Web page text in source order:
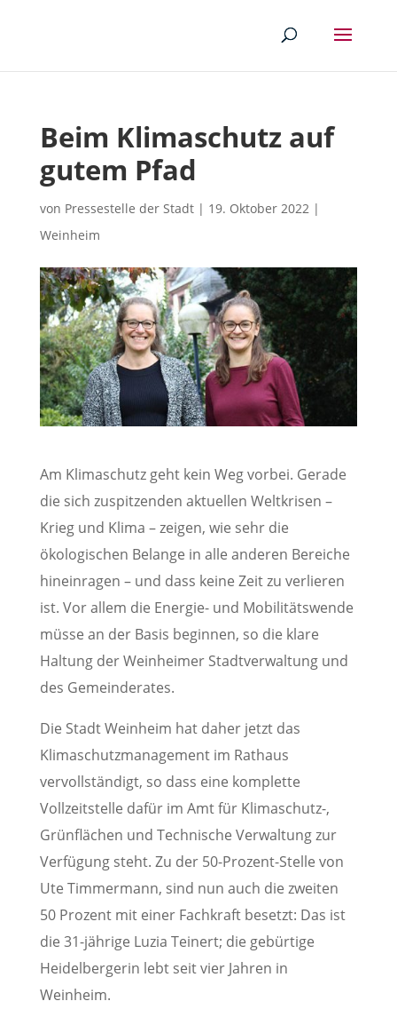
Beim Klimaschutz auf
gutem Pfad
von Pressestelle der Stadt| 19. Oktober 2022|
Weinheim
Am Klimaschutz geht kein Weg vorbei. Gerade
die sich zuspitzenden aktuellen Weltkrisen –
Krieg und Klima – zeigen, wie sehr die
ökologischen Belange in alle anderen Bereiche
hineinragen – und dass keine Zeit zu verlieren
ist. Vor allem die Energie- und Mobilitätswende
müsse an der Basis beginnen, so die klare
Haltung der Weinheimer Stadtverwaltung und
des Gemeinderates.
Die Stadt Weinheim hat daher jetzt das
Klimaschutzmanagement im Rathaus
vervollständigt, so dass eine komplette
Vollzeitstelle dafür im Amt für Klimaschutz-,
Grünflächen und Technische Verwaltung zur
Verfügung steht. Zu der 50-Prozent-Stelle von
Ute Timmermann, sind nun auch die zweiten
50 Prozent mit einer Fachkraft besetzt: Das ist
die 31-jährige Luzia Teinert; die gebürtige
Heidelbergerin lebt seit vier Jahren in
Weinheim.